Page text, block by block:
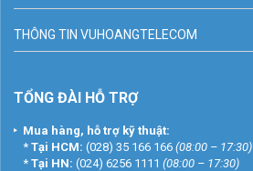
THÔNG TIN VUHOANGTELECOM
TỔNG ĐÀI HỖ TRỢ
Mua hàng, hỗ trợ kỹ thuật:
* Tại HCM: (028) 35 166 166 (08:00 – 17:30)
* Tại HN: (024) 6256 1111 (08:00 – 17:30)